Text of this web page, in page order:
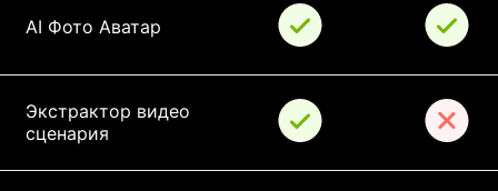
AI Фото Аватар
Экстрактор видео
сценария